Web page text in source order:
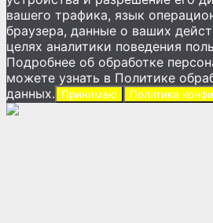
вашего трафика, язык
браузера, данные о ваших
целях аналитики поведения
Подробнее об обработке
можете узнать в Политике
данных.
Принимаю Политика